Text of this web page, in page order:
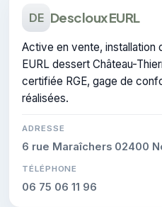
DE Descloux EURL
Active en vente, installation
EURL dessert Château-
certifiée RGE, gage de
réalisées.
ADRESSE
6 rue Maraîchers 02400
TÉLÉPHONE
06 75 06 11 96